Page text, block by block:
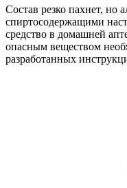
Состав резко пахнет, но
спиртосодержащими
средство в домашней
опасным веществом
разработанных